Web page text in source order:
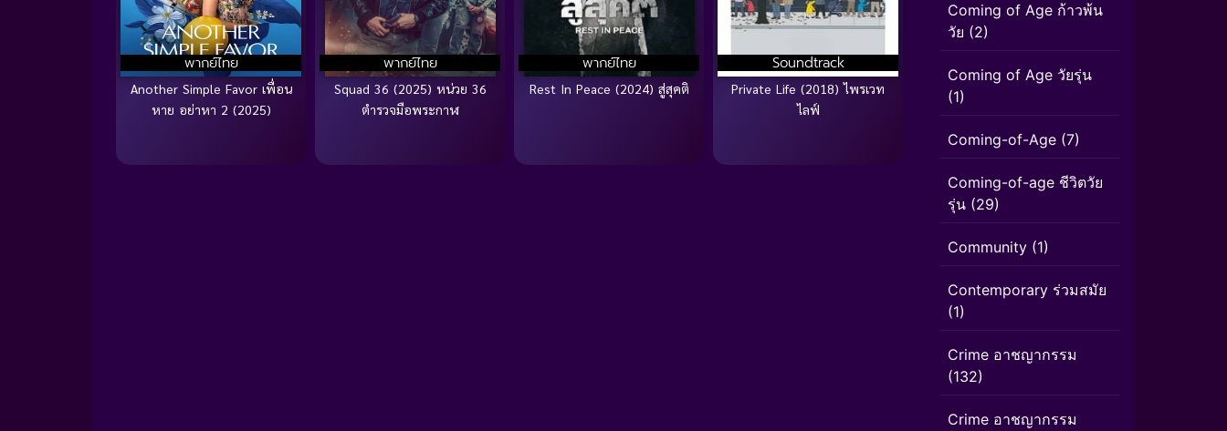
พากย์ไทย
Another Simple Favor เพื่อน
หาย อย่าหา 2 (2025)
พากย์ไทย
Squad 36 (2025) หน่วย 36
ตำรวจมือพระกาฬ
พากย์ไทย
Rest In Peace (2024) สู่สุคติ
Soundtrack
Private Life (2018) ไพรเวท
ไลฟ์
Coming of Age ก้าวพ้น
วัย (2)
Coming of Age วัยรุ่น
(1)
Coming-of-Age (7)
Coming-of-age ชีวิตวัย
รุ่น (29)
Community (1)
Contemporary ร่วมสมัย
(1)
Crime อาชญากรรม
(132)
Crime อาชญากรรม